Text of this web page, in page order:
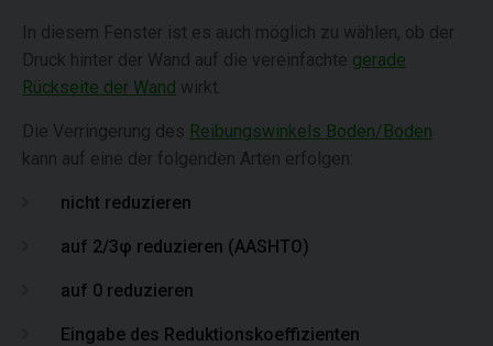
In diesem Fenster ist es auch möglich zu wählen, ob der
Druck hinter der Wand auf die vereinfachte gerade
Rückseite der Wand wirkt.
Die Verringerung des Reibungswinkels Boden/Boden
kann auf eine der folgenden Arten erfolgen:
nicht reduzieren
auf 2/3φ reduzieren (AASHTO)
auf 0 reduzieren
Eingabe des Reduktionskoeffizienten